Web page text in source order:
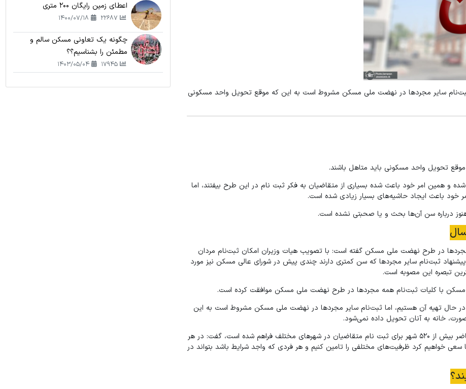
طرح مسکن ملی 1400 استان ایلام : ثبت‌نام سایر مجردها در نهضت ملی مسکن مشروط است به این که موقع تحویل واحد مسکونی
تحویل واحد مسکونی باید متاهل باشند.
امر خود باعث شده بسیاری از متقاضیان به فکر ثبت نام در این طرح بیفتند، اما
باعث ایجاد حاشیه‌های بسیار زیادی شده است.
درباره سن آن‌ها بحث و یا صحبتی نشده است.
در طرح نهضت ملی مسکن گفته است: با تصویب هیات وزیران امکان ثبت‌نام مردان
اما پیشنهاد ثبت‌نام سایر مجردها که سن کمتری دارند چندی پیش در شورای عالی مسکن نیز مورد
تبصره این مصوبه است.
مسکن با کلیات ثبت‌نام همه مجردها در طرح نهضت ملی مسکن موافقت کرده است.
و در حال تهیه آن هستیم، اما ثبت‌نام سایر مجردها در نهضت ملی مسکن مشروط است به این
خانه به آنان تحویل داده نمی‌شود.
معاون مسکن وساختمان وزیر راه وشهرسازی با بیان اینکه در حال حاضر بیش از ۵۲۰ شهر برای ثبت نام متقاضیان در شهرهای مختلف فراهم شده است، گفت: در هر
خواهیم کرد ظرفیت‌های مختلفی را تامین کنیم و هر فردی که واجد شرایط باشد بتواند در
اعطای زمین رایگان 200 متری
چگونه یک تعاونی مسکن سالم و
مطمئن را بشناسیم؟؟
17945